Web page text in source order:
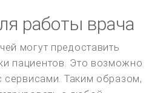
работы врача
могут предоставить
пациентов. Это возможно
сервисами. Таким образом,